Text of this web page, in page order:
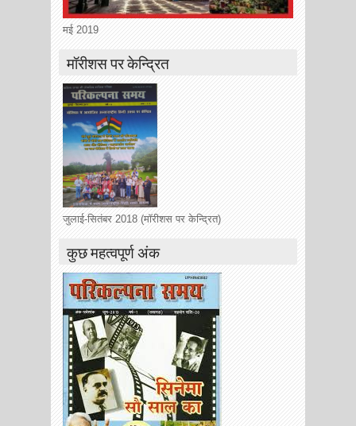
मई 2019
मॉरीशस पर केन्द्रित
जुलाई-सितंबर 2018 (मॉरीशस पर केन्द्रित)
कुछ महत्वपूर्ण अंक